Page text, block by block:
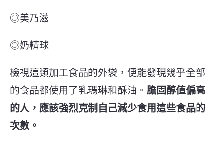
◎美乃滋
◎奶精球
檢視這類加工食品的外袋，便能發現幾乎全部
的食品都使用了乳瑪琳和酥油。 膽固醇值偏高
的人，應該強烈克制自己減少食用這些食品的
次數。